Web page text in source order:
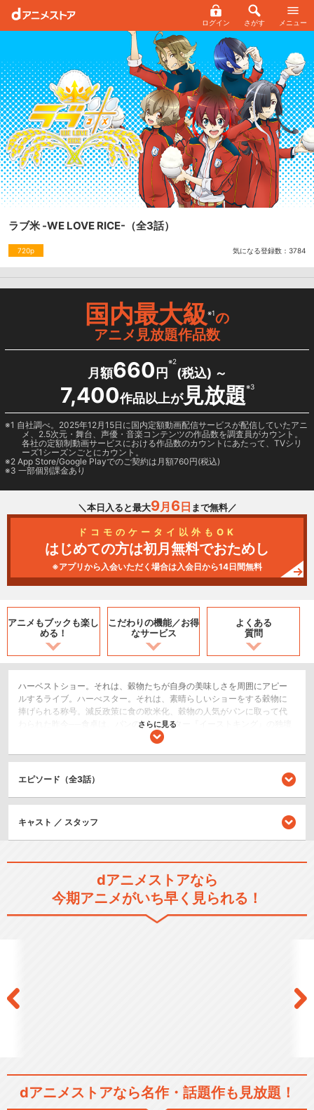
ログイン さがす メニュー
ラブ米 -WE LOVE RICE- （全3話）
720p 気になる登録数： 3784
国内最大級※1の
アニメ見放題作品数
月額660 円
※2
(税込) ～
7,400作品以上が見放題※3
1 自社調べ。2025年12月15日に国内定額動画配信サービスが配信していたアニ
メ、2.5次元・舞台、声優・音楽コンテンツの作品数を調査員がカウント。
各社の定額制動画サービスにおける作品数のカウントにあたって、TVシリ
ーズ1シーズンごとにカウント。
2 App Store/Google Playでのご契約は月額760円(税込)
3 一部個別課金あり
＼本日入ると最大9月 6日 まで無料／
ドコモのケータイ以外もOK
はじめての方は初月無料でおためし
※アプリから入会いただく場合は入会日から14日間無料
アニメもブックも楽し
める！
こだわりの機能／お得
なサービス
よくある
質問
ハーベストショー。それは、穀物たちが自身の美味しさを周囲にアピー
ルするライブ。ハーべスター。それは、素晴らしいショーをする穀物に
捧げられる称号。減反政策に食の欧米化、穀物の人気がパンに取って代
わられた昨今──食卓は、パンのハーべスター『イーストキング』の独壇
場となっていた。廃校寸前の穀立稲穂学園に入学した新米5人は、米の人
く、ハーベストショーの練習に励む……。お米を擬人化した、笑いあり・
熱血ありのハートフル""米""ディ！食卓に穀物は２つもいらない。どちら
が真のハーべスターとなるのか？
ショート
コメディ/ギャグ
シリーズ／関連のアニメ作品
ラブ米 -WE LOVE RICE- 二期
sti…
さらに見る
エピソード（全3話）
キャスト ／ スタッフ
dアニメストアなら
今期アニメがいち早く見られる！
dアニメストアなら名作・話題作も見放題！